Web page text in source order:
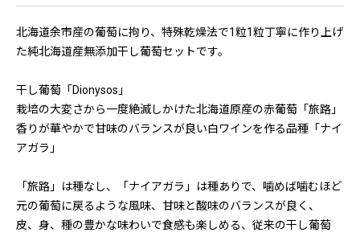
北海道余市産の葡萄に拘り、特殊乾燥法で1粒1粒丁寧に作り上げ
た純北海道産無添加干し葡萄セットです。
干し葡萄「Dionysos」
栽培の大変さから一度絶滅しかけた北海道原産の赤葡萄「旅路」
香りが華やかで甘味のバランスが良い白ワインを作る品種「ナイ
アガラ」
「旅路」は種なし、「ナイアガラ」は種ありで、噛めば噛むほど
元の葡萄に戻るような風味、甘味と酸味のバランスが良く、
皮、身、種の豊かな味わいで食感も楽しめる、従来の干し葡萄